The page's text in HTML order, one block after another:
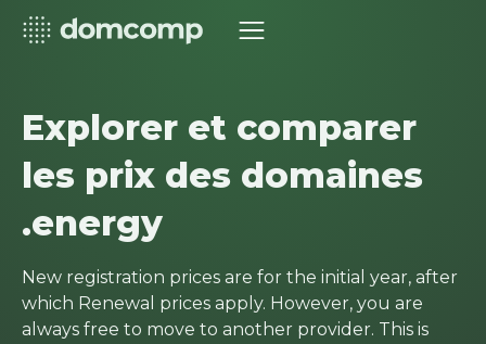
Explorer et comparer
les prix des domaines
.energy
New registration prices are for the initial year, after
which Renewal prices apply. However, you are
always free to move to another provider. This is